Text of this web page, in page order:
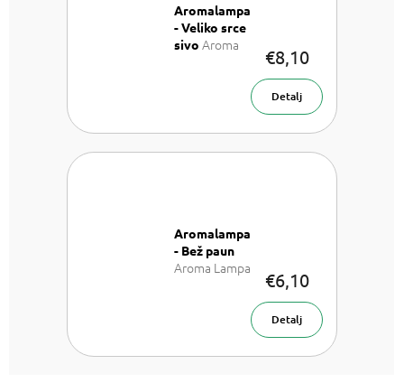
Aromalampa
- Veliko srce
sivo Aroma
€8,10
Detalj
Aromalampa
- Bež paun
Aroma Lampa
€6,10
Detalj